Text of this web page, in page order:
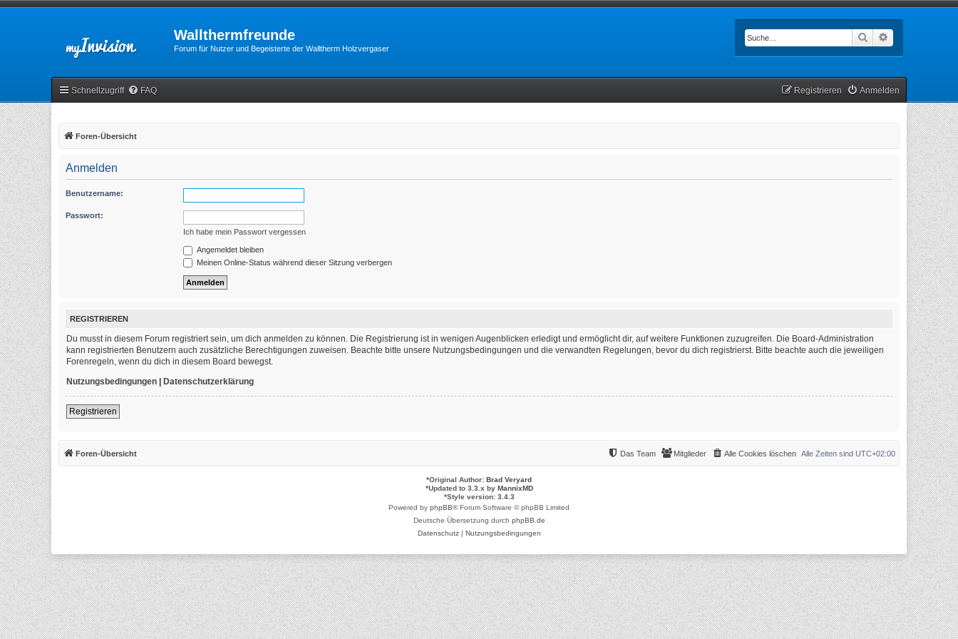
Wallthermfreunde
Forum für Nutzer und Begeisterte der Walltherm Holzvergaser
Suche
Schnellzugriff FAQ Anmelden
Registrieren
Foren-Übersicht
Anmelden
Benutzername:
Passwort:
Ich habe mein Passwort vergessen
Angemeldet bleiben
Meinen Online-Status während dieser Sitzung verbergen
REGISTRIEREN
Du musst in diesem Forum registriert sein, um dich anmelden zu können. Die Registrierung ist in wenigen Augenblicken erledigt und ermöglicht dir, auf weitere Funktionen zuzugreifen. Die Board-Administration
kann registrierten Benutzern auch zusätzliche Berechtigungen zuweisen. Beachte bitte unsere Nutzungsbedingungen und die verwandten Regelungen, bevor du dich registrierst. Bitte beachte auch die jeweiligen
Forenregeln, wenn du dich in diesem Board bewegst.
Nutzungsbedingungen | Datenschutzerklärung
Registrieren
Foren-Übersicht Alle Zeiten sind UTC+02:00
Alle Cookies löschen
Mitglieder
Das Team
*Original Author: Brad Veryard
*Updated to 3.3.x by MannixMD
*Style version: 3.4.3
Powered by phpBB® Forum Software © phpBB Limited
Deutsche Übersetzung durch phpBB.de
Datenschutz| Nutzungsbedingungen